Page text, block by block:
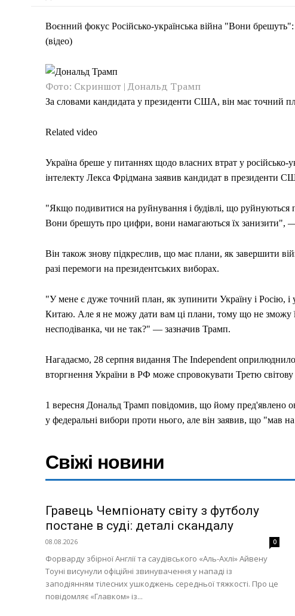
Меню
Україна
Війна
Воєнний фокус Російсько-українська війна "Вони
(відео)
Фото: Скриншот | Дональд Трамп
За словами кандидата у президенти США, він має точний
Related video
Україна бреше у питаннях щодо власних втрат у російсько-
інтелекту Лекса Фрідмана заявив кандидат в президенти
"Якщо подивитися на руйнування і будівлі, що
Вони брешуть про цифри, вони намагаються їх занизити",
Він також знову підкреслив, що має плани, як завершити
разі перемоги на президентських виборах.
"У мене є дуже точний план, як зупинити Україну і Росію,
Китаю. Але я не можу дати вам ці плани, тому що не зможу
несподіванка, чи не так?" — зазначив Трамп.
Нагадаємо, 28 серпня видання The Independent
вторгнення України в РФ може спровокувати Третю світову
1 вересня Дональд Трамп повідомив, що йому пред'явлено
у федеральні вибори проти нього, але він заявив, що "мав
Свіжі новини
Гравець Чемпіонату світу з футболу
постане в суді: деталі скандалу
08.08.2026 0
Форварду збірної Англії та саудівського «Аль-Ахлі» Айвену
Тоуні висунули офіційні звинувачення у нападі із
заподіянням тілесних ушкоджень середньої тяжкості. Про це
повідомляє «Главком» із...